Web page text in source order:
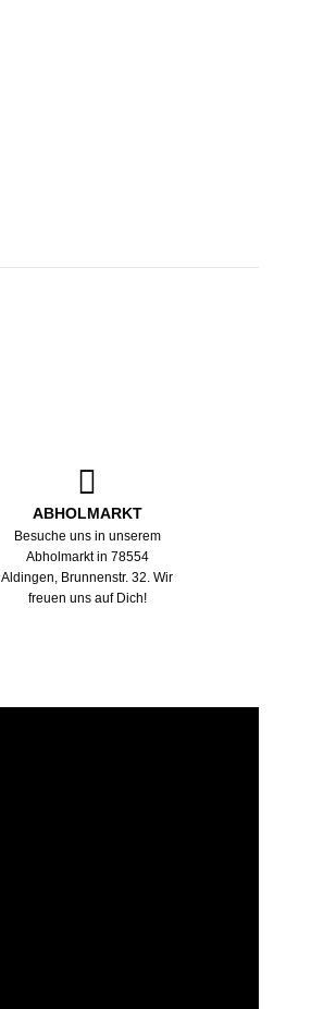
ABHOLMARKT
Besuche uns in unserem
Abholmarkt in 78554
Aldingen, Brunnenstr. 32. Wir
freuen uns auf Dich!